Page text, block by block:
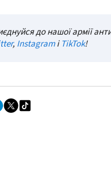
до нашої армії
, InstagramіTikTok!